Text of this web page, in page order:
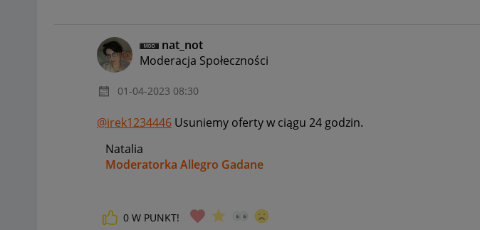
nat_not
Moderacja Społeczności
‎01-04-2023 08:30
@irek1234446 Usuniemy oferty w ciągu 24 godzin.
Natalia
Moderatorka Allegro Gadane
0 W PUNKT!